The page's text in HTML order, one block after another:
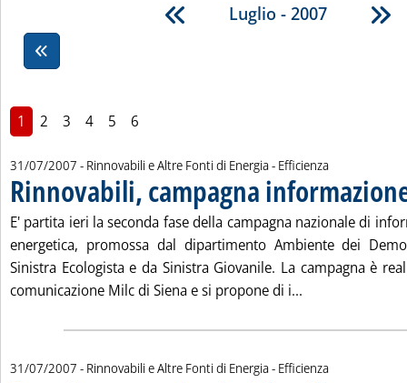
Luglio - 2007
1 2 3 4 5 6
31/07/2007 - Rinnovabili e Altre Fonti di Energia - Efficienza
Rinnovabili, campagna
E' partita ieri la seconda fase della campagna nazionale di
energetica, promossa dal dipartimento Ambiente dei
Sinistra Ecologista e da Sinistra Giovanile. La campagna è
comunicazione Milc di Siena e si propone di i...
31/07/2007 - Rinnovabili e Altre Fonti di Energia - Efficienza